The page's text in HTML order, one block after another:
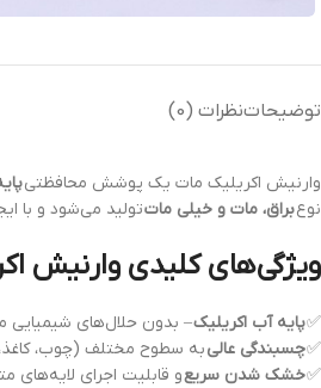
توضیحاتنظرات (0)
وارنیش اکریلیک مات یک پوشش محافظتی
نوعبراق، مات و خیلی ماتتولید می‌شود و با
ویژگی‌های کلیدی وارنیش
✅پایه آب اکریلیک– بدون حلال‌های شیمیایی
✅چسبندگی عالیبه سطوح مختلف (چوب،
✅خشک شدن سریعو قابلیت اجرای لایه‌های